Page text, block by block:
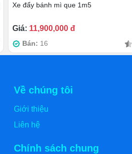
Xe đẩy bánh mì que 1m5
Giá: 11,900,000 đ
Bán: 16
Về chúng tôi
Giới thiệu
Liên hệ
Chính sách chung